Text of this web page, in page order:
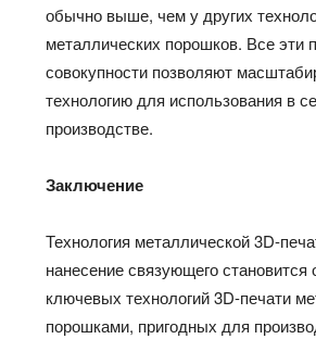
обычно выше, чем у других
металлических порошков. Все эти
совокупности позволяют
технологию для использования в
производстве.
Заключение
Технология металлической 3D-
нанесение связующего становится
ключевых технологий 3D-печати
порошками, пригодных для